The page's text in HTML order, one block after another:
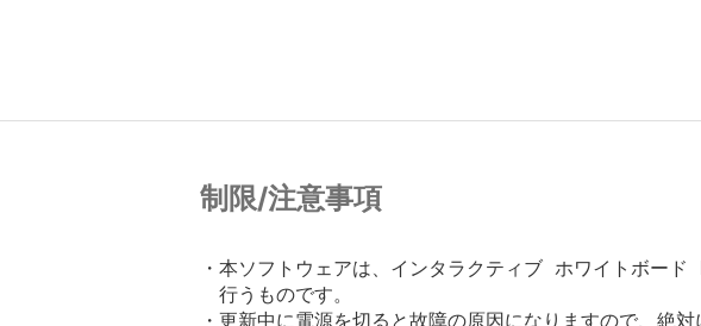
制限/注意事項
・本ソフトウェアは、インタラクティブ ホワイトボー
行うものです。
・更新中に電源を切ると故障の原因になりますので、絶対